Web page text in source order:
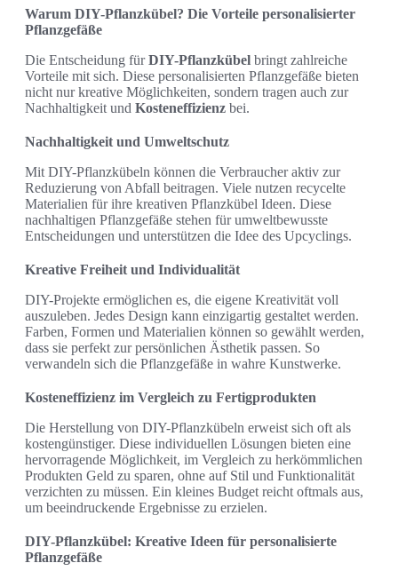
Warum DIY-Pflanzkübel? Die Vorteile personalisierter
Pflanzgefäße
Die Entscheidung fürDIY-Pflanzkübel bringt zahlreiche
Vorteile mit sich. Diese personalisierten Pflanzgefäße bieten
nicht nur kreative Möglichkeiten, sondern tragen auch zur
Nachhaltigkeit und Kosteneffizienz bei.
Nachhaltigkeit und Umweltschutz
Mit DIY-Pflanzkübeln können die Verbraucher aktiv zur
Reduzierung von Abfall beitragen. Viele nutzen recycelte
Materialien für ihre kreativen Pflanzkübel Ideen. Diese
nachhaltigen Pflanzgefäße stehen für umweltbewusste
Entscheidungen und unterstützen die Idee des Upcyclings.
Kreative Freiheit und Individualität
DIY-Projekte ermöglichen es, die eigene Kreativität voll
auszuleben. Jedes Design kann einzigartig gestaltet werden.
Farben, Formen und Materialien können so gewählt werden,
dass sie perfekt zur persönlichen Ästhetik passen. So
verwandeln sich die Pflanzgefäße in wahre Kunstwerke.
Kosteneffizienz im Vergleich zu Fertigprodukten
Die Herstellung von DIY-Pflanzkübeln erweist sich oft als
kostengünstiger. Diese individuellen Lösungen bieten eine
hervorragende Möglichkeit, im Vergleich zu herkömmlichen
Produkten Geld zu sparen, ohne auf Stil und Funktionalität
verzichten zu müssen. Ein kleines Budget reicht oftmals aus,
um beeindruckende Ergebnisse zu erzielen.
DIY-Pflanzkübel: Kreative Ideen für personalisierte
Pflanzgefäße